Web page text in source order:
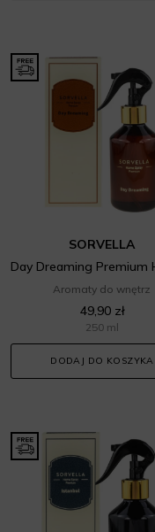
SORVELLA
Aromaty do wnętrz
49,90 zł
250 ml
DODAJ DO KOSZYKA